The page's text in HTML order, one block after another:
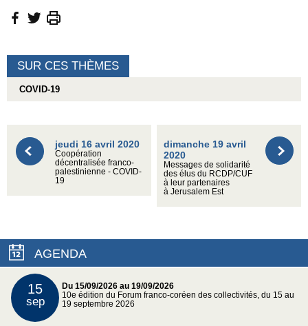
SUR CES THÈMES
COVID-19
jeudi 16 avril 2020
Coopération
décentralisée franco-
palestinienne - COVID-
19
dimanche 19 avril
2020
Messages de solidarité
des élus du RCDP/CUF
à leur partenaires
à Jerusalem Est
AGENDA
15
sep
Du 15/09/2026 au 19/09/2026
10e édition du Forum franco-coréen des collectivités, du 15 au
19 septembre 2026